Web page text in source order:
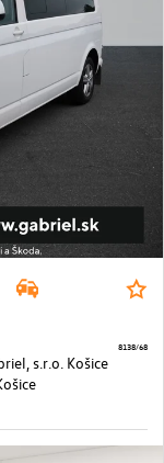
s.r.o. Košice
8138/68